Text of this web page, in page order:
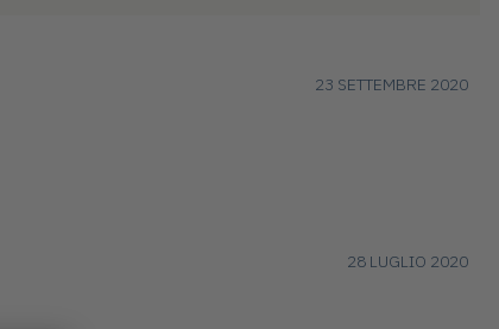
23 SETTEMBRE 2020
28 LUGLIO 2020